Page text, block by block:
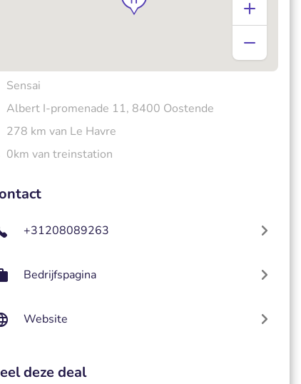
Sensai
Albert I-promenade 11, 8400 Oostende
278 km van Le Havre
0km van treinstation
+31208089263
Bedrijfspagina
Website
deze deal